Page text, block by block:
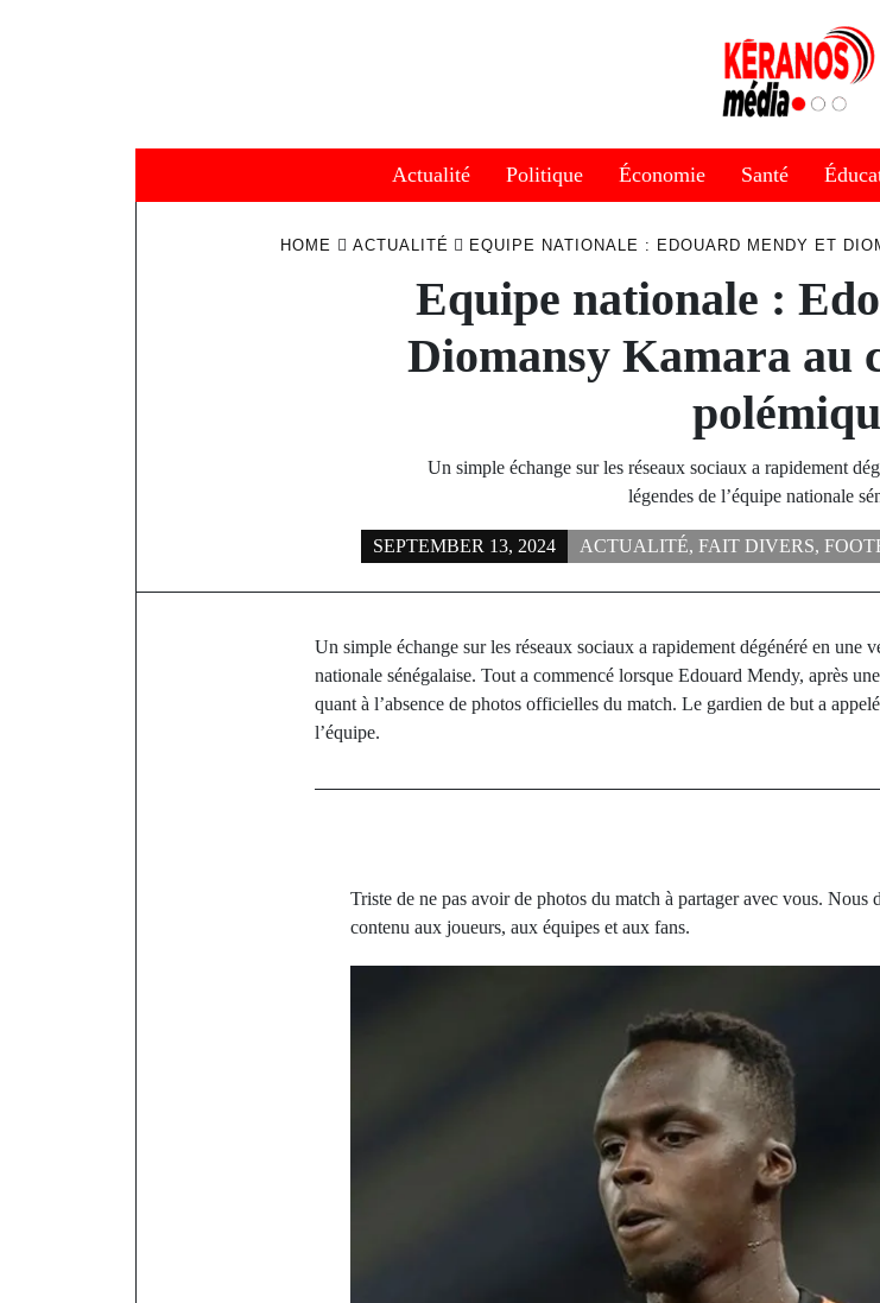
Actualité Politique Économie Santé
HOME ACTUALITÉ EQUIPE NATIONALE : EDOUARD MENDY ET
Equipe nationale :
Diomansy Kamara au
Un simple échange sur les réseaux sociaux a rapidement
légendes de l’équipe nationale
SEPTEMBER 13, 2024 ACTUALITÉ, FAIT DIVERS,
Un simple échange sur les réseaux sociaux a rapidement dégénéré en une
nationale sénégalaise. Tout a commencé lorsque Edouard Mendy, après
quant à l’absence de photos officielles du match. Le gardien de but a
l’équipe.
Triste de ne pas avoir de photos du match à partager avec vous.
contenu aux joueurs, aux équipes et aux fans.